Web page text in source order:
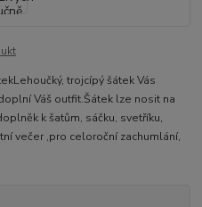
trojcípý šátek Vás
Váš outfit.Šátek lze nosit na
k šatům, sáčku, svetříku,
večer ,pro celoroční zachumlání,